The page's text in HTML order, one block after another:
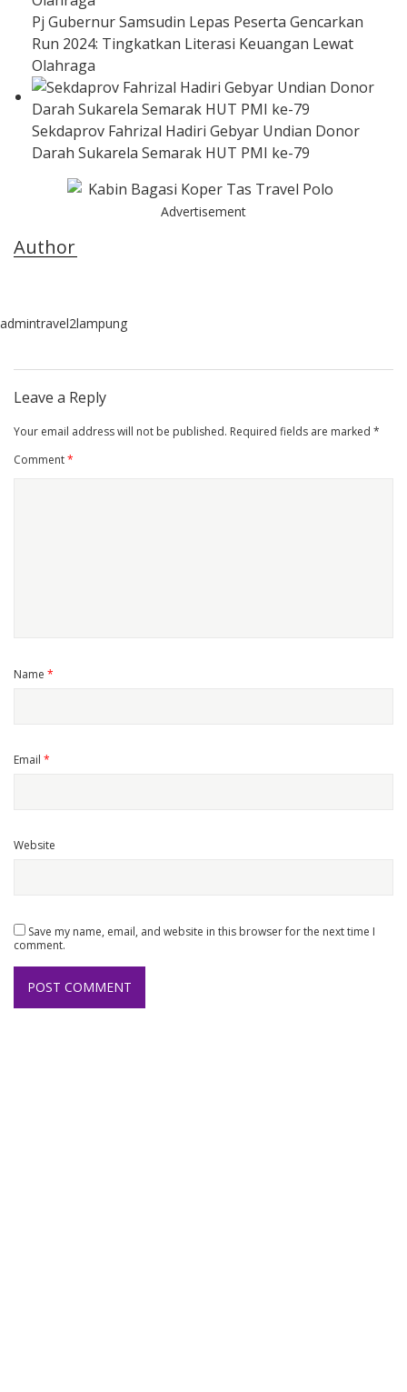
Pj Gubernur Samsudin Lepas Peserta Gencarkan
Run 2024: Tingkatkan Literasi Keuangan Lewat
Olahraga
Sekdaprov Fahrizal Hadiri Gebyar Undian Donor
Darah Sukarela Semarak HUT PMI ke-79
Advertisement
Author
admintravel2lampung
Leave a Reply
Your email address will not be published. Required fields are marked *
Comment*
Name *
Email *
Website
Save my name, email, and website in this browser for the next time I
comment.